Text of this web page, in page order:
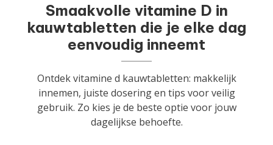
Smaakvolle vitamine D in
kauwtabletten die je elke dag
eenvoudig inneemt
Ontdek vitamine d kauwtabletten: makkelijk
innemen, juiste dosering en tips voor veilig
gebruik. Zo kies je de beste optie voor jouw
dagelijkse behoefte.